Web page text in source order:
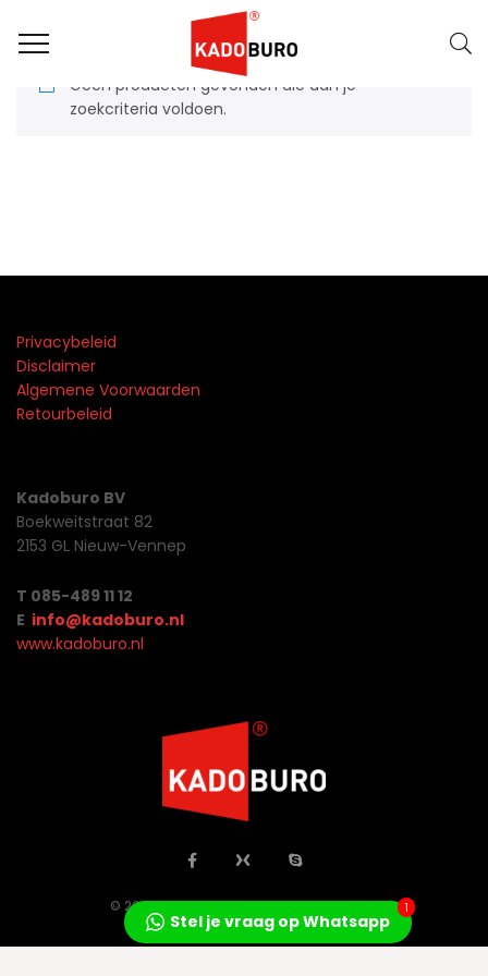
Geen producten gevonden die aan je
zoekcriteria voldoen.
Privacybeleid
Disclaimer
Algemene Voorwaarden
Retourbeleid
Kadoburo BV
Boekweitstraat 82
2153 GL Nieuw-Vennep
T 085-489 11 12
E info@kadoburo.nl
www.kadoburo.nl
© 2026 Jo Concepts All Rights Reserved.
Stel je vraag op Whatsapp
1